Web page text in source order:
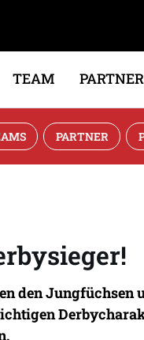
TEAM PARTNER
PARTNER
den